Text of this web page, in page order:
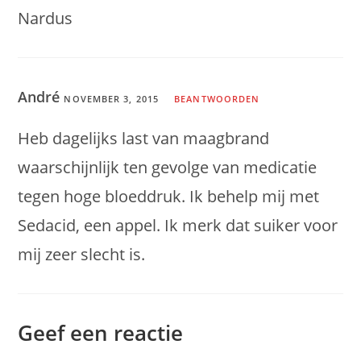
Nardus
André NOVEMBER 3, 2015 BEANTWOORDEN
Heb dagelijks last van maagbrand
waarschijnlijk ten gevolge van medicatie
tegen hoge bloeddruk. Ik behelp mij met
Sedacid, een appel. Ik merk dat suiker voor
mij zeer slecht is.
Geef een reactie